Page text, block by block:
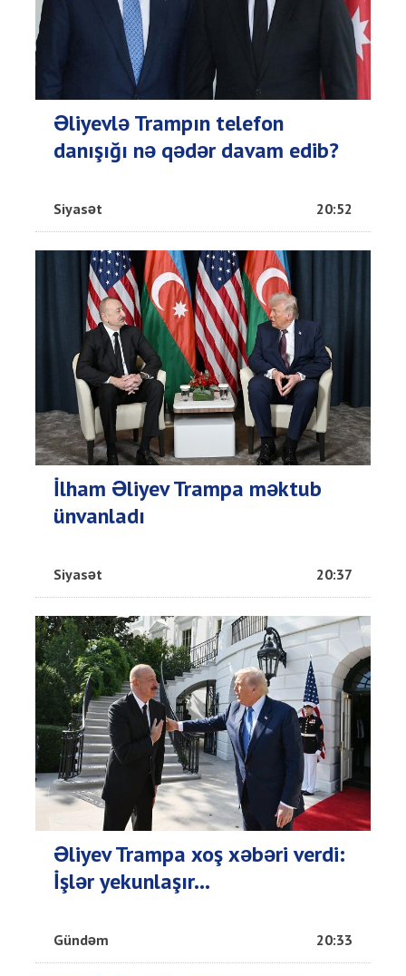
Əliyevlə Trampın telefon
danışığı nə qədər davam edib?
Siyasət 20:52
İlham Əliyev Trampa məktub
ünvanladı
Siyasət 20:37
Əliyev Trampa xoş xəbəri verdi:
İşlər yekunlaşır...
Gündəm 20:33